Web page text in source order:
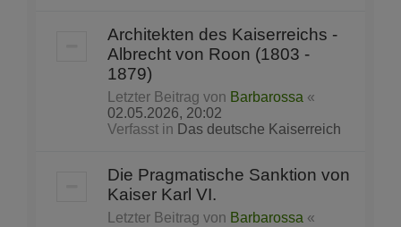
Architekten des Kaiserreichs -
Albrecht von Roon (1803 -
1879)
Letzter Beitrag von Barbarossa «
02.05.2026, 20:02
Verfasst in Das deutsche Kaiserreich
Die Pragmatische Sanktion von
Kaiser Karl VI.
Letzter Beitrag von Barbarossa «